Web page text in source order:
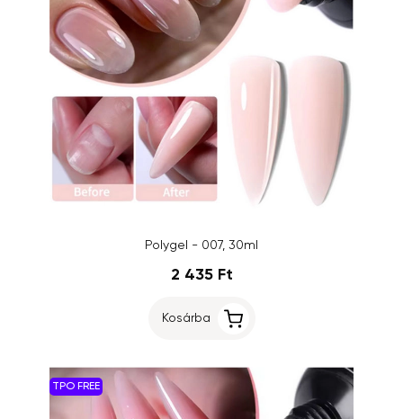
Polygel - 007, 30ml
2 435 Ft
Kosárba
TPO FREE